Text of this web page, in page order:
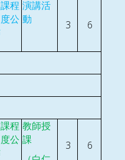
程
公
演講活
動
3 6
程
公
教師授
課
3 6